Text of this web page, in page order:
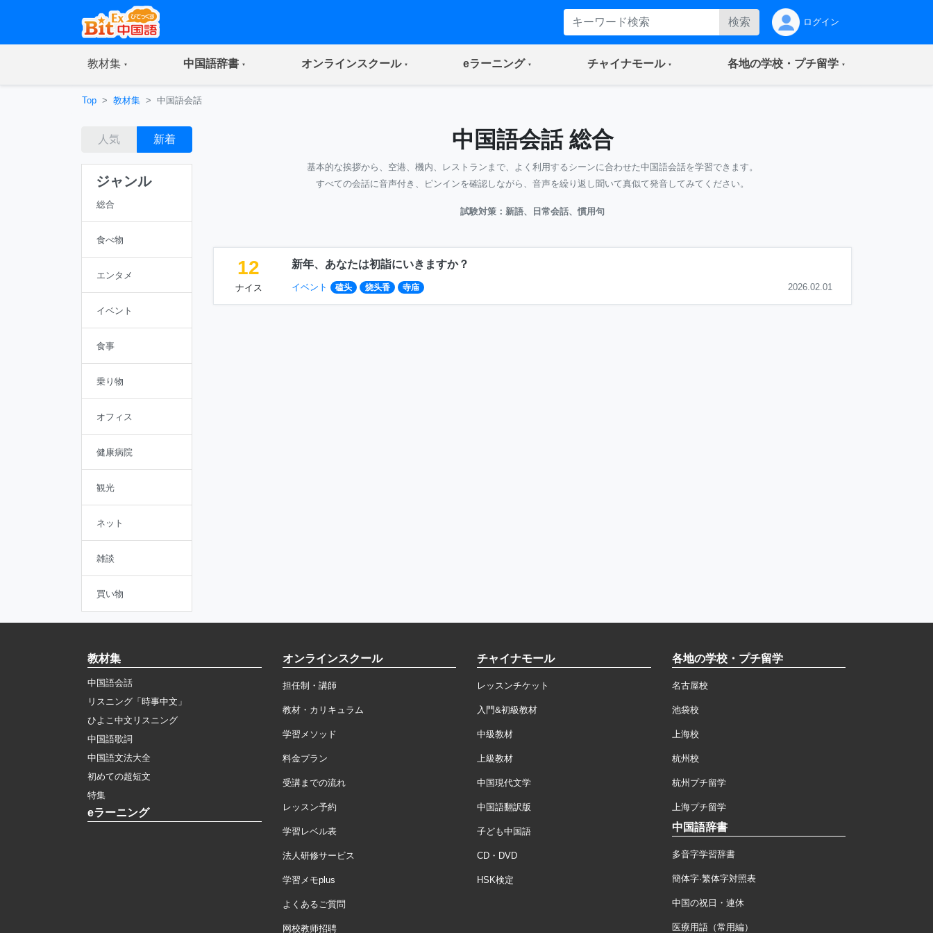
検索 ログイン
教材集(current) 中国語辞書(current) オンラインスクール(current) eラーニング(current) チャイナモール(current) 各地の学校・プチ留学(current)
Top 教材集 中国語会話
人気 新着
ジャンル
総合
食べ物
エンタメ
イベント
食事
乗り物
オフィス
健康病院
観光
ネット
雑談
買い物
中国語会話 総合
基本的な挨拶から、空港、機内、レストランまで、よく利用するシーンに合わせた中国語会話を学習できます。
すべての会話に音声付き、ピンインを確認しながら、音声を繰り返し聞いて真似て発音してみてください。
試験対策：新語、日常会話、慣用句
12
ナイス
新年、あなたは初詣にいきますか？
イベント 磕头 烧头香 寺庙 2026.02.01
教材集
中国語会話
リスニング「時事中文」
ひよこ中文リスニング
中国語歌詞
中国語文法大全
初めての超短文
特集
eラーニング
オンラインスクール
担任制・講師
教材・カリキュラム
学習メソッド
料金プラン
受講までの流れ
レッスン予約
学習レベル表
法人研修サービス
学習メモplus
よくあるご質問
网校教师招聘
チャイナモール
レッスンチケット
入門&初級教材
中級教材
上級教材
中国現代文学
中国語翻訳版
子ども中国語
CD・DVD
HSK検定
各地の学校・プチ留学
名古屋校
池袋校
上海校
杭州校
杭州プチ留学
上海プチ留学
中国語辞書
多音字学習辞書
簡体字·繁体字対照表
中国の祝日・連休
医療用語（常用編）